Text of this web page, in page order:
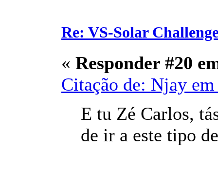
Re: VS-Solar
« Responder #20
Citação de: Njay
E tu Zé Carlos,
de ir a este tipo